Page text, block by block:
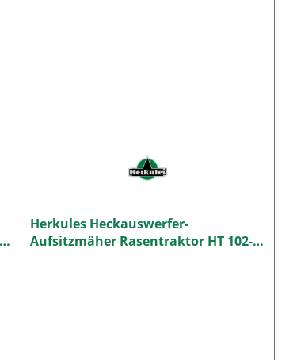
Herkules Heckauswerfer-
Aufsitzmäher Rasentraktor HT 102-